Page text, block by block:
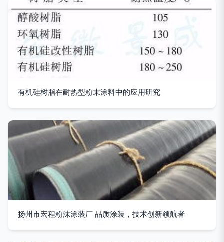
有机硅树脂在耐热型粉末涂料中的应用研究
扬州市宏程粉沫涂装厂 品质涂装，技术创新领航者